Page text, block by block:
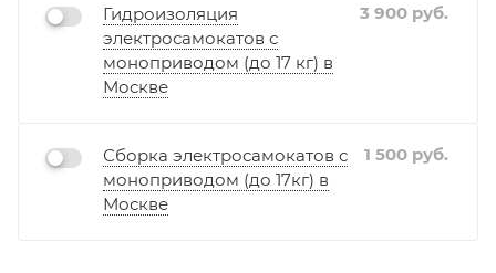
Гидроизоляция
электросамокатов с
моноприводом (до 17 кг) в
Москве
3 900 руб.
Сборка электросамокатов с
моноприводом (до 17кг) в
Москве
1 500 руб.